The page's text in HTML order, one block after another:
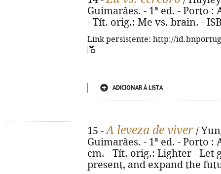
Guimarães. - 1ª ed. - Porto :
- Tít. orig.: Me vs. brain. -
Link persistente: http://
ADICIONAR À LISTA
15 -A leveza de viver /
Guimarães. - 1ª ed. - Porto :
cm. - Tít. orig.: Lighter - Let
present, and expand the